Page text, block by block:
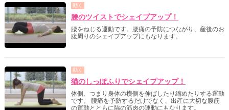
動く
腰のツイストでシェイプアップ！
腰をねじる運動です。腰痛の予防につながり、産後のお
腹周りのシェイプアップにもなります。
動く
猫のしっぽふりでシェイプアップ！
体側、つまり身体の横側を伸ばしたり縮めたりする運動
です。 腰痛を予防するだけでなく、出産に大切な腹筋
の運動とともに脇の筋肉の運動にもなります。